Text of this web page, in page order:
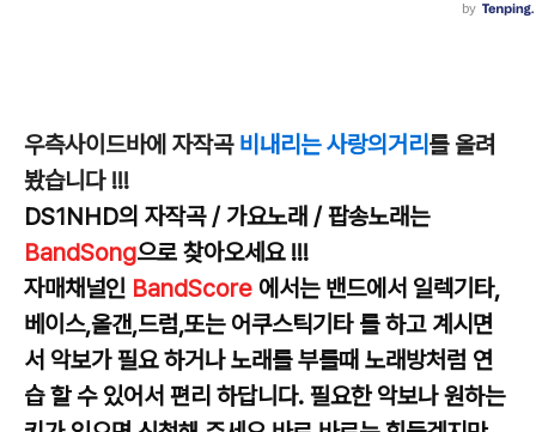
우측사이드바에 자작곡 비내리는 사랑의거리를 올려
봤습니다 !!!
DS1NHD의 자작곡 / 가요노래 / 팝송노래는
BandSong으로 찾아오세요 !!!
자매채널인 BandScore 에서는 밴드에서 일렉기타,
베이스,올갠,드럼,또는 어쿠스틱기타 를 하고 계시면
서 악보가 필요 하거나 노래를 부를때 노래방처럼 연
습 할 수 있어서 편리 하답니다. 필요한 악보나 원하는